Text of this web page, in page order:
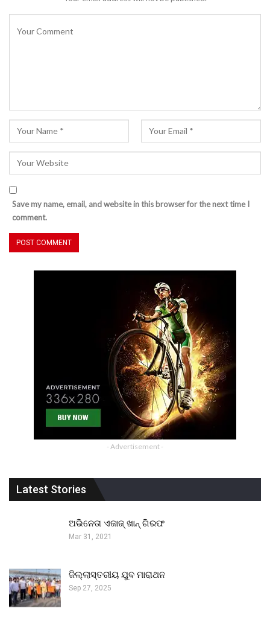
Save my name, email, and website in this browser for the next time I
comment.
- Advertisement -
Latest Stories
ଅଭିନେତା ଏଜାଜ୍ ଖାନ୍ ଗିରଫ
Mar 31, 2021
ଜିଲ୍ଲାସ୍ତରୀୟ ଯୁବ ମାରାଥନ
Sep 27, 2025